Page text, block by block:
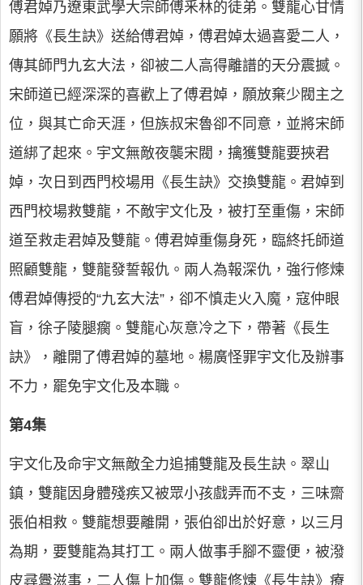
傅君婥乃遼東武學大宗師傅釆林的徒弟。雙龍心甘情
願將《長生訣》送給傅君婥，傅君婥太過喜愛二人，
傳其師門九玄大法，卻被二人高得離譜的天分震撼。
宋師道已經深深的喜歡上了傅君婥，願放棄少閥主之
位，與其亡命天涯，但族叔宋魯卻不同意，並將宋師
道綁了起來。宇文無敵夜襲宋閥，擒獲雙龍要挾君
婥，次日到西門校場用《長生訣》交換雙龍。君婥到
西門校場救雙龍，不敵宇文化及，被打至重傷，宋師
道至救走君婥及雙龍。傅君婥重傷身死，臨終托師道
照顧雙龍，雙龍發誓報仇。兩人為報深仇，強行修煉
傅君婥傳授的“九玄大法”，卻不慎走火入魔，寇仲眼
盲，徐子陵腿瘸。雙龍心灰意冷之下，帶著《長生
訣》，離開了傅君婥的墓地。楊廣怪罪宇文化及辦事
不力，罷免宇文化及本職。
第4集
宇文化及命宇文無敵全力追捕雙龍及長生訣。翠山
鎮，雙龍因身體殘疾又被眾小孩戲弄而不支，三味齋
張伯相救。雙龍想要離開，張伯卻出於好意，以三月
為期，要雙龍為其打工。兩人做事手腳不靈便，被潑
皮尋釁滋事，二人傷上加傷。雙龍修煉《長生訣》療